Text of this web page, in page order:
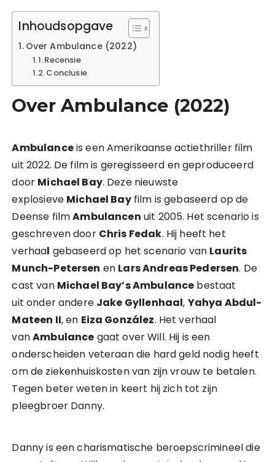
Inhoudsopgave
Over Ambulance (2022)
Recensie
Conclusie
Over Ambulance (2022)
Ambulanceis een Amerikaanse actiethriller film
uit 2022. De film is geregisseerd en geproduceerd
door Michael Bay. Deze nieuwste
explosieve Michael Bayfilm is gebaseerd op de
Deense filmAmbulancen uit 2005. Het scenario is
geschreven door Chris Fedak. Hij heeft het
verhaal gebaseerd op het scenario van Laurits
Munch-Petersen en Lars Andreas Pedersen. De
cast van Michael Bay’s Ambulance bestaat
uit onder andere Jake Gyllenhaal, Yahya Abdul-
Mateen II, en Eiza González. Het verhaal
vanAmbulance gaat over Will. Hij is een
onderscheiden veteraan die hard geld nodig heeft
om de ziekenhuiskosten van zijn vrouw te betalen.
Tegen beter weten in keert hij zich tot zijn
pleegbroer Danny.
Danny is een charismatische beroepscrimineel die